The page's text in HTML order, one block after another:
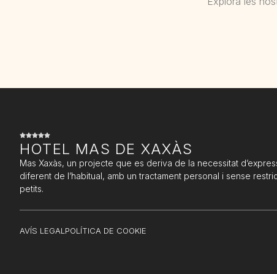
HOTEL MAS DE XAXÀS
Mas Xaxàs, un projecte que es deriva de la necessitat
diferent de l’habitual, amb un tractament personal i sense
petits.
AVÍS LEGAL POLÍTICA DE COOKIE